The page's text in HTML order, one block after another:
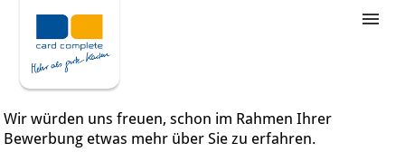
Stellenangebote
Unternehmensziele
Was wir bieten
Wir würden uns freuen, schon im Rahmen Ihrer
Bewerbung etwas mehr über Sie zu erfahren.